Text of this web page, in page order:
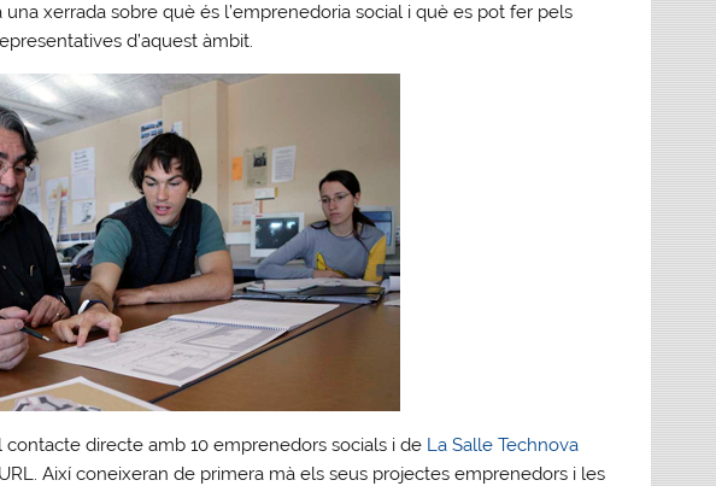
una xerrada sobre què és l’emprenedoria social i què es pot fer pels
d’aquest àmbit.
directe amb 10 emprenedors socials i de La Salle Technova
Així coneixeran de primera mà els seus projectes emprenedors i les